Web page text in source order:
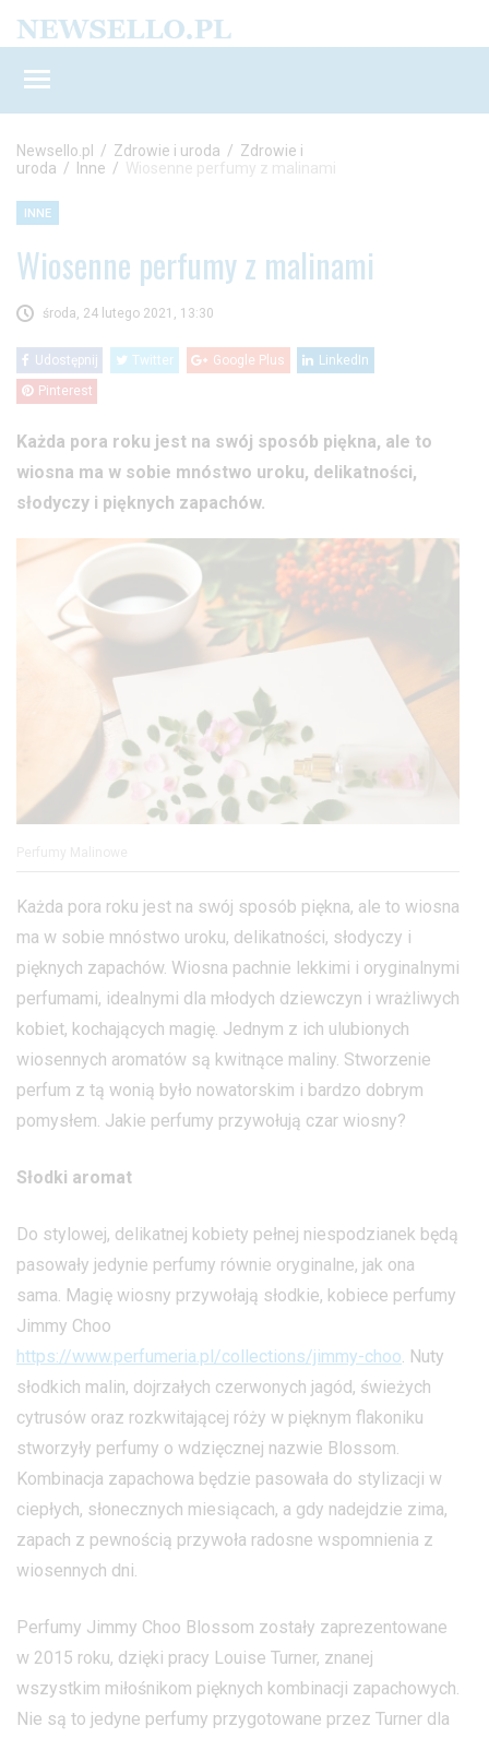
Newsello.pl / Zdrowie i uroda / Zdrowie i
uroda / Inne / Wiosenne perfumy z malinami
INNE
Wiosenne perfumy z malinami
środa, 24 lutego 2021, 13:30
Udostępnij Twitter Google Plus LinkedIn
Pinterest
Każda pora roku jest na swój sposób piękna, ale to
wiosna ma w sobie mnóstwo uroku, delikatności,
słodyczy i pięknych zapachów.
Każda pora roku jest na swój sposób piękna, ale to wiosna
ma w sobie mnóstwo uroku, delikatności, słodyczy i
pięknych zapachów. Wiosna pachnie lekkimi i oryginalnymi
perfumami, idealnymi dla młodych dziewczyn i wrażliwych
kobiet, kochających magię. Jednym z ich ulubionych
wiosennych aromatów są kwitnące maliny. Stworzenie
perfum z tą wonią było nowatorskim i bardzo dobrym
pomysłem. Jakie perfumy przywołują czar wiosny?
Słodki aromat
Do stylowej, delikatnej kobiety pełnej niespodzianek będą
pasowały jedynie perfumy równie oryginalne, jak ona
sama. Magię wiosny przywołają słodkie, kobiece perfumy
Jimmy Choo
https://www.perfumeria.pl/collections/jimmy-choo. Nuty
słodkich malin, dojrzałych czerwonych jagód, świeżych
cytrusów oraz rozkwitającej róży w pięknym flakoniku
stworzyły perfumy o wdzięcznej nazwie Blossom.
Kombinacja zapachowa będzie pasowała do stylizacji w
ciepłych, słonecznych miesiącach, a gdy nadejdzie zima,
zapach z pewnością przywoła radosne wspomnienia z
wiosennych dni.
Perfumy Jimmy Choo Blossom zostały zaprezentowane
w 2015 roku, dzięki pracy Louise Turner, znanej
wszystkim miłośnikom pięknych kombinacji zapachowych.
Nie są to jedyne perfumy przygotowane przez Turner dla